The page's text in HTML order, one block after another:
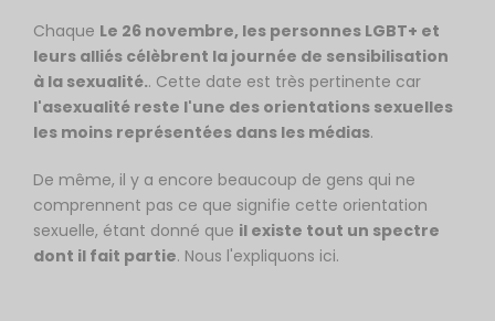
Chaque Le 26 novembre, les personnes LGBT+ et
leurs alliés célèbrent la journée de sensibilisation
à la sexualité.. Cette date est très pertinente car
l'asexualité reste l'une des orientations sexuelles
les moins représentées dans les médias.
De même, il y a encore beaucoup de gens qui ne
comprennent pas ce que signifie cette orientation
sexuelle, étant donné que il existe tout un spectre
dont il fait partie. Nous l'expliquons ici.